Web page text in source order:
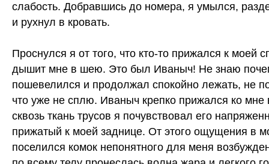
слабость. Добравшись до номера, я умылся,
и рухнул в кровать.
Проснулся я от того, что кто-то прижался к моей
дышит мне в шею. Это был Иваныч! Не знаю
пошевелился и продолжал спокойно лежать, не
что уже не сплю. Иваныч крепко прижался ко мне
сквозь ткань трусов я почувствовал его
прижатый к моей заднице. От этого ощущения в
поселился комок непонятного для меня